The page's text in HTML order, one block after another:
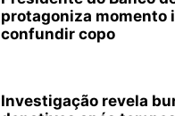
protagoniza momento
confundir copo
Investigação revela